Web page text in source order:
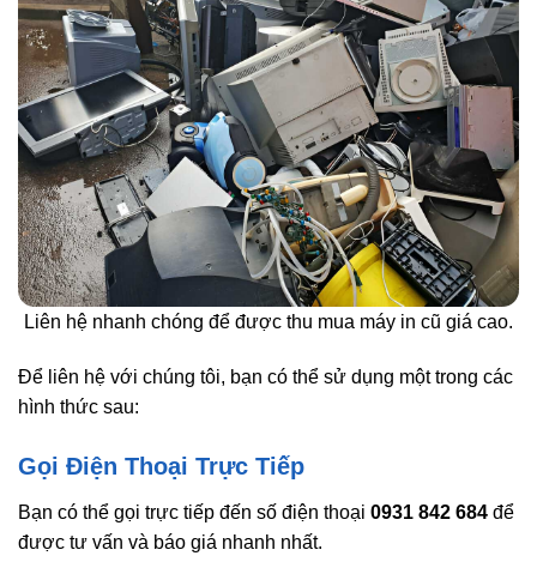
Liên hệ nhanh chóng để được thu mua máy in cũ giá cao.
Để liên hệ với chúng tôi, bạn có thể sử dụng một trong các
hình thức sau:
Gọi Điện Thoại Trực Tiếp
Bạn có thể gọi trực tiếp đến số điện thoại 0931 842 684 để
được tư vấn và báo giá nhanh nhất.